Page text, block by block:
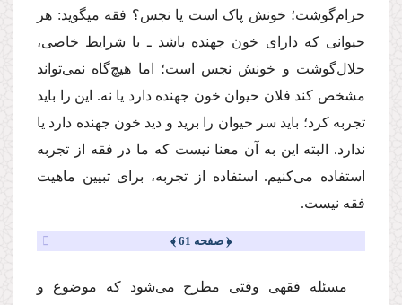
حرام‌گوشت؛ خونش پاک است یا نجس؟ فقه می‏گوید: هر
حیوانی که دارای خون جهنده باشد ـ با شرایط خاصی،
حلال‌گوشت و خونش نجس است؛ اما هیچ‌گاه نمی‌تواند
مشخص کند فلان حیوان خون جهنده دارد یا نه. این را باید
تجربه کرد؛ باید سر حیوان را برید و دید خون جهنده دارد یا
ندارد. البته این به آن معنا نیست که ما در فقه از تجربه
استفاده می‌کنیم. استفاده از تجربه، برای تبیین ماهیت
فقه نیست.
﴿ صفحه 61 ﴾
مسئله فقهی وقتی مطرح می‌شود که موضوع و